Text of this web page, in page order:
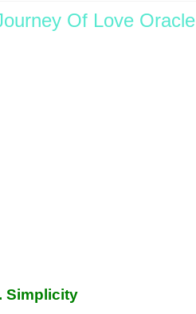
– Lá Số 68: Drop Into Your Heart
Of Love Oracle
Simplicity